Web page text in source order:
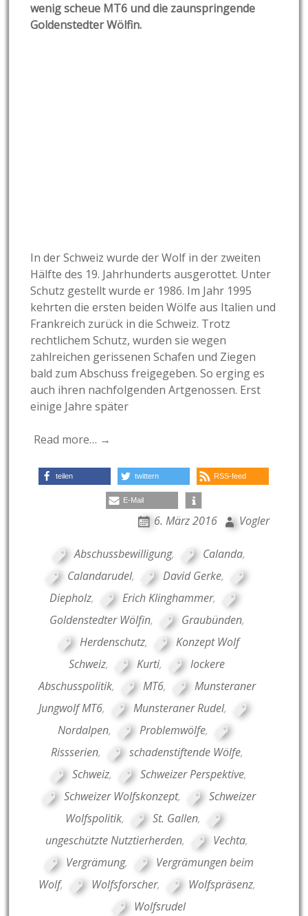
wenig scheue MT6 und die zaunspringende
Goldenstedter Wölfin.
In der Schweiz wurde der Wolf in der zweiten
Hälfte des 19. Jahrhunderts ausgerottet. Unter
Schutz gestellt wurde er 1986. Im Jahr 1995
kehrten die ersten beiden Wölfe aus Italien und
Frankreich zurück in die Schweiz. Trotz
rechtlichem Schutz, wurden sie wegen
zahlreichen gerissenen Schafen und Ziegen
bald zum Abschuss freigegeben. So erging es
auch ihren nachfolgenden Artgenossen. Erst
einige Jahre später
Read more… →
teilen twittern RSS-feed
E-Mail
6. März 2016 Vogler
Abschussbewilligung, Calanda,
Calandarudel, David Gerke,
Diepholz, Erich Klinghammer,
Goldenstedter Wölfin, Graubünden,
Herdenschutz,
Konzept Wolf
Schweiz, Kurti,
lockere
Abschusspolitik, MT6,
Munsteraner
Jungwolf MT6, Munsteraner Rudel,
Nordalpen, Problemwölfe,
Rissserien, schadenstiftende Wölfe,
Schweiz, Schweizer Perspektive,
Schweizer Wolfskonzept,
Schweizer
Wolfspolitik, St. Gallen,
ungeschützte Nutztierherden, Vechta,
Vergrämung,
Vergrämungen beim
Wolf, Wolfsforscher, Wolfspräsenz,
Wolfsrudel